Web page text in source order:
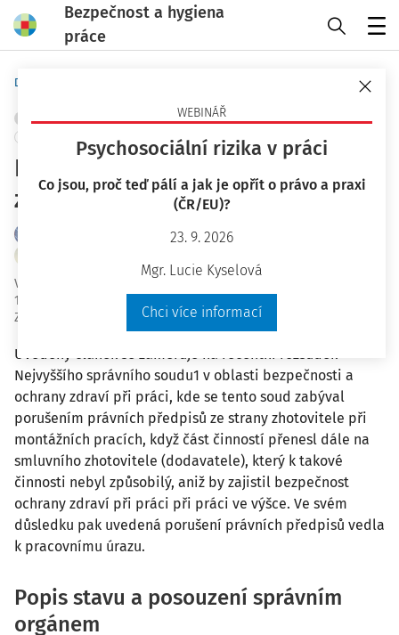
Bezpečnost a hygiena
práce
WEBINÁŘ
Psychosociální rizika v práci
Co jsou, proč teď pálí a jak je opřít o právo a praxi
(ČR/EU)?
23. 9. 2026
Mgr. Lucie Kyselová
Chci více informací
Domů
OBJEKTY A PRACOVIŠTĚ PRÁCE VE VÝŠCE
STAVEBNICTVÍ
Rozsah odpovědnosti
zhotovitele za BOZP
JUDr. Jaroslav Stádník Ph.D.
Vydáno
17 minut čtení
Zdroj
Bezpečnost a hygiena práce 3/2017
Uvedený článek se zaměřuje na recentní rozsudek
Nejvyššího správního soudu1 v oblasti bezpečnosti a
ochrany zdraví při práci, kde se tento soud zabýval
porušením právních předpisů ze strany zhotovitele při
montážních pracích, když část činností přenesl dále na
smluvního zhotovitele (dodavatele), který k takové
činnosti nebyl způsobilý, aniž by zajistil bezpečnost
ochrany zdraví při práci při práci ve výšce. Ve svém
důsledku pak uvedená porušení právních předpisů vedla
k pracovnímu úrazu.
Popis stavu a posouzení správním
orgánem